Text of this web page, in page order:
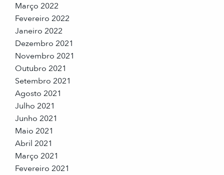
Março 2022
Fevereiro 2022
Janeiro 2022
Dezembro 2021
Novembro 2021
Outubro 2021
Setembro 2021
Agosto 2021
Julho 2021
Junho 2021
Maio 2021
Abril 2021
Março 2021
Fevereiro 2021